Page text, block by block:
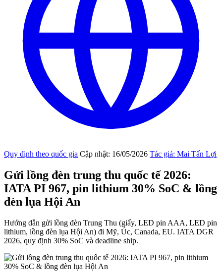
Quy định theo quốc gia Cập nhật: 16/05/2026 Tác giả: Mai Tấn Lợi
Gửi lồng đèn trung thu quốc tế 2026:
IATA PI 967, pin lithium 30% SoC & lồng
đèn lụa Hội An
Hướng dẫn gửi lồng đèn Trung Thu (giấy, LED pin AAA, LED pin
lithium, lồng đèn lụa Hội An) đi Mỹ, Úc, Canada, EU. IATA DGR
2026, quy định 30% SoC và deadline ship.